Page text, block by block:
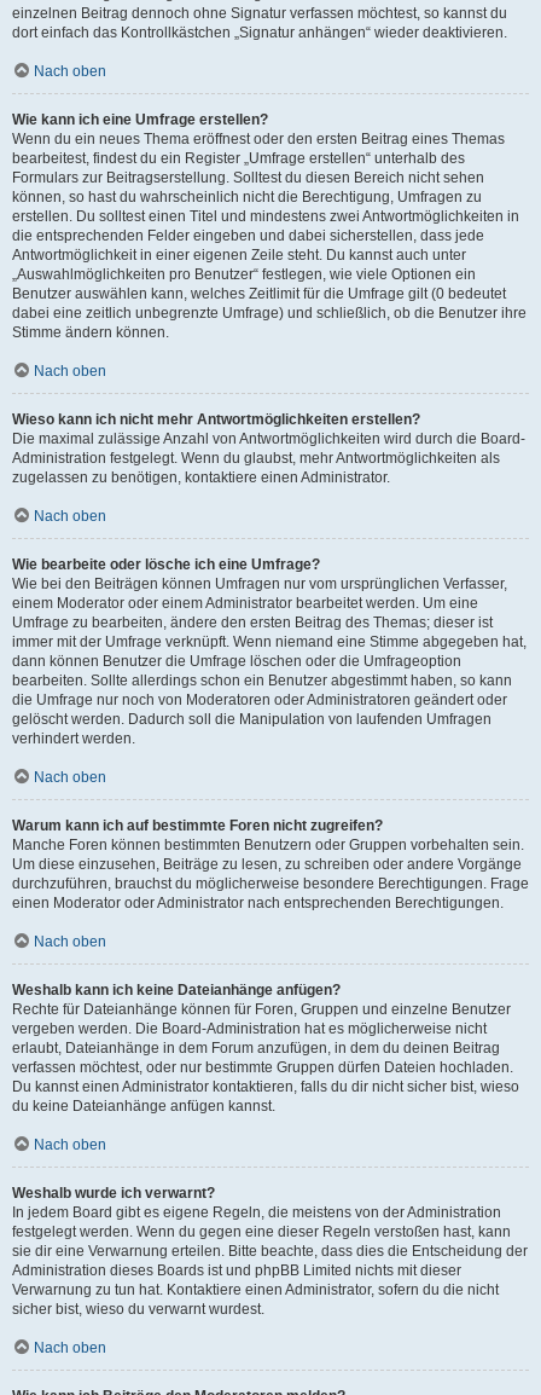
einzelnen Beitrag dennoch ohne Signatur verfassen möchtest, so kannst du
dort einfach das Kontrollkästchen „Signatur anhängen“ wieder deaktivieren.
Nach oben
Wie kann ich eine Umfrage erstellen?
Wenn du ein neues Thema eröffnest oder den ersten Beitrag eines Themas
bearbeitest, findest du ein Register „Umfrage erstellen“ unterhalb des
Formulars zur Beitragserstellung. Solltest du diesen Bereich nicht sehen
können, so hast du wahrscheinlich nicht die Berechtigung, Umfragen zu
erstellen. Du solltest einen Titel und mindestens zwei Antwortmöglichkeiten in
die entsprechenden Felder eingeben und dabei sicherstellen, dass jede
Antwortmöglichkeit in einer eigenen Zeile steht. Du kannst auch unter
„Auswahlmöglichkeiten pro Benutzer“ festlegen, wie viele Optionen ein
Benutzer auswählen kann, welches Zeitlimit für die Umfrage gilt (0 bedeutet
dabei eine zeitlich unbegrenzte Umfrage) und schließlich, ob die Benutzer ihre
Stimme ändern können.
Nach oben
Wieso kann ich nicht mehr Antwortmöglichkeiten erstellen?
Die maximal zulässige Anzahl von Antwortmöglichkeiten wird durch die Board-
Administration festgelegt. Wenn du glaubst, mehr Antwortmöglichkeiten als
zugelassen zu benötigen, kontaktiere einen Administrator.
Nach oben
Wie bearbeite oder lösche ich eine Umfrage?
Wie bei den Beiträgen können Umfragen nur vom ursprünglichen Verfasser,
einem Moderator oder einem Administrator bearbeitet werden. Um eine
Umfrage zu bearbeiten, ändere den ersten Beitrag des Themas; dieser ist
immer mit der Umfrage verknüpft. Wenn niemand eine Stimme abgegeben hat,
dann können Benutzer die Umfrage löschen oder die Umfrageoption
bearbeiten. Sollte allerdings schon ein Benutzer abgestimmt haben, so kann
die Umfrage nur noch von Moderatoren oder Administratoren geändert oder
gelöscht werden. Dadurch soll die Manipulation von laufenden Umfragen
verhindert werden.
Nach oben
Warum kann ich auf bestimmte Foren nicht zugreifen?
Manche Foren können bestimmten Benutzern oder Gruppen vorbehalten sein.
Um diese einzusehen, Beiträge zu lesen, zu schreiben oder andere Vorgänge
durchzuführen, brauchst du möglicherweise besondere Berechtigungen. Frage
einen Moderator oder Administrator nach entsprechenden Berechtigungen.
Nach oben
Weshalb kann ich keine Dateianhänge anfügen?
Rechte für Dateianhänge können für Foren, Gruppen und einzelne Benutzer
vergeben werden. Die Board-Administration hat es möglicherweise nicht
erlaubt, Dateianhänge in dem Forum anzufügen, in dem du deinen Beitrag
verfassen möchtest, oder nur bestimmte Gruppen dürfen Dateien hochladen.
Du kannst einen Administrator kontaktieren, falls du dir nicht sicher bist, wieso
du keine Dateianhänge anfügen kannst.
Nach oben
Weshalb wurde ich verwarnt?
In jedem Board gibt es eigene Regeln, die meistens von der Administration
festgelegt werden. Wenn du gegen eine dieser Regeln verstoßen hast, kann
sie dir eine Verwarnung erteilen. Bitte beachte, dass dies die Entscheidung der
Administration dieses Boards ist und phpBB Limited nichts mit dieser
Verwarnung zu tun hat. Kontaktiere einen Administrator, sofern du die nicht
sicher bist, wieso du verwarnt wurdest.
Nach oben